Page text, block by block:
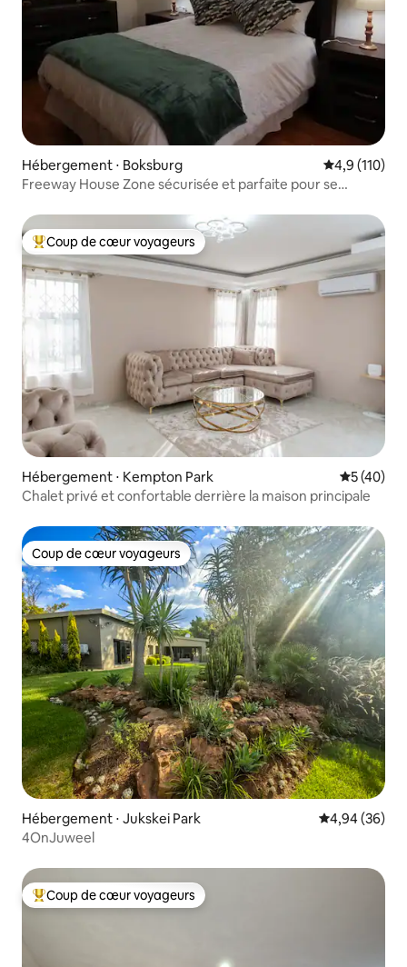
Hébergement ⋅ Boksburg Évaluation
4,9 (110)
Freeway House Zone sécurisée et parfaite pour se
Coups de cœur voyageurs les plus appréciés
Coup de cœur voyageurs
Hébergement ⋅ Kempton Park
5 (40)
Chalet privé et confortable derrière la maison principale
Coup de cœur voyageurs
Coup de cœur voyageurs
Hébergement ⋅ Jukskei Park Évaluation
4,94 (36)
4OnJuweel
Coups de cœur voyageurs les plus appréciés
Coup de cœur voyageurs